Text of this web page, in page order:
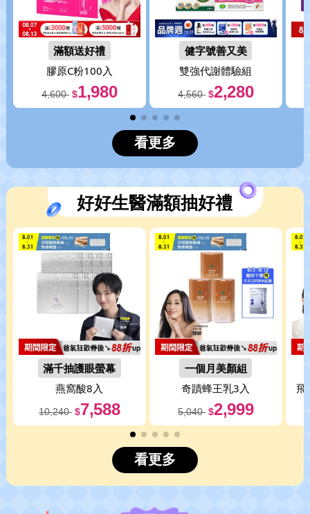
滿額送好禮
膠原C粉100入
4,600 $1,980
健字號善又美
雙強代謝體驗組
4,560 $2,280
看更多
好好生醫滿額抽好禮
滿千抽護眼螢幕
燕窩酸8入
10,240 $7,588
一個月美顏組
奇蹟蜂王乳3入
5,040 $2,999
飛
看更多